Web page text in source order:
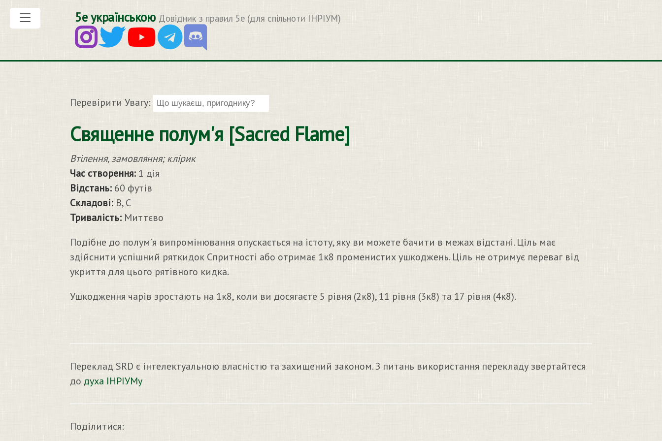
5е українською Довідник з правил 5e (для спільноти ІНРІУМ)
Перевірити Увагу:
Священне полум'я [Sacred Flame]
Втілення, замовляння; клірик
Час створення: 1 дія
Відстань: 60 футів
Складові: В, С
Тривалість: Миттєво
Подібне до полум’я випромінювання опускається на істоту, яку ви можете бачити в межах відстані. Ціль має
здійснити успішний ряткидок Спритності або отримає 1к8 променистих ушкоджень. Ціль не отримує переваг від
укриття для цього рятівного кидка.
Ушкодження чарів зростають на 1к8, коли ви досягаєте 5 рівня (2к8), 11 рівня (3к8) та 17 рівня (4к8).
Переклад SRD є інтелектуальною власністю та захищений законом. З питань використання перекладу звертайтеся
до духа ІНРІУМу
Поділитися: